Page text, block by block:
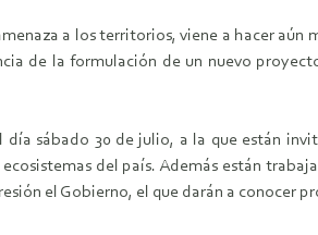
a los territorios, viene a hacer aún
de la formulación de un nuevo
día sábado 30 de julio, a la que están
del país. Además están
el Gobierno, el que darán a conocer